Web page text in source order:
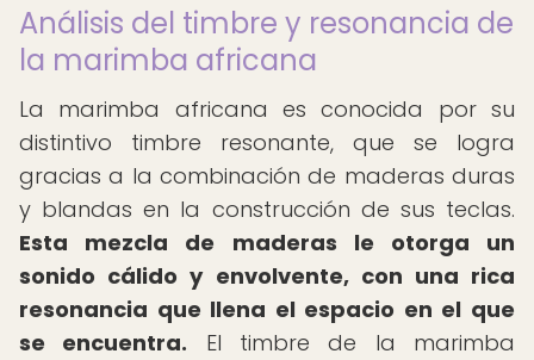
Análisis del timbre y resonancia de
la marimba africana
La marimba africana es conocida por su
distintivo timbre resonante, que se logra
gracias a la combinación de maderas duras
y blandas en la construcción de sus teclas.
Esta mezcla de maderas le otorga un
sonido cálido y envolvente, con una rica
resonancia que llena el espacio en el que
se encuentra. El timbre de la marimba